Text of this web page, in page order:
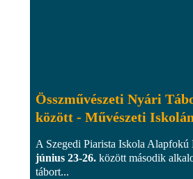
Összművészeti Nyári
között - Művészeti
A Szegedi Piarista Iskola Alapfokú
június 23-26. között második
tábort...